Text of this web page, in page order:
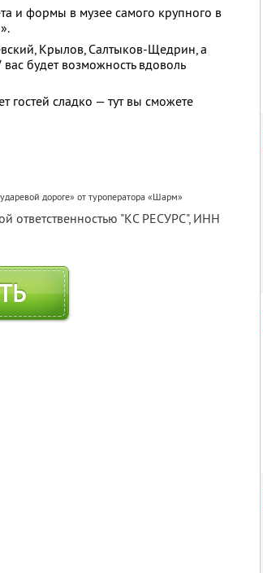
и формы в музее самого крупного в
Крылов, Салтыков-Щедрин, а
будет возможность вдоволь
гостей сладко — тут вы сможете
дороге» от туроператора «Шарм»
ответственностью "КС РЕСУРС", ИНН